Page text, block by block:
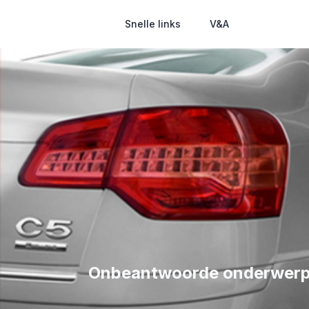
Snelle links V&A
Onbeantwoorde